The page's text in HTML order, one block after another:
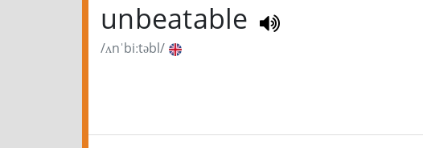
unbeatable
/ʌnˈbiːtəbl/